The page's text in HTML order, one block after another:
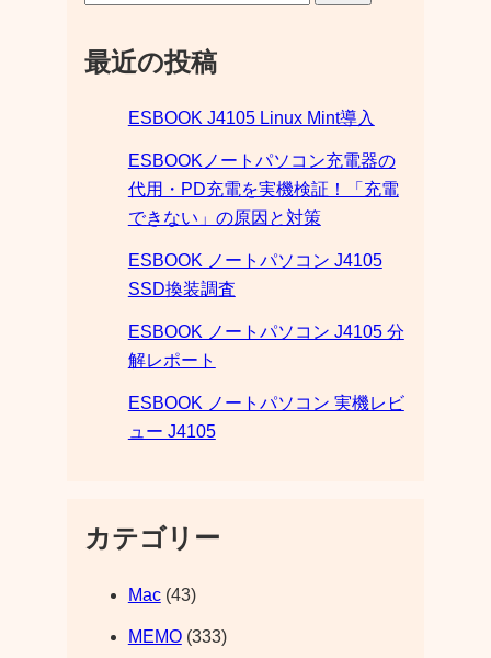
最近の投稿
ESBOOK J4105 Linux Mint導入
ESBOOKノートパソコン充電器の
代用・PD充電を実機検証！「充電
できない」の原因と対策
ESBOOK ノートパソコン J4105
SSD換装調査
ESBOOK ノートパソコン J4105 分
解レポート
ESBOOK ノートパソコン 実機レビ
ュー J4105
カテゴリー
Mac(43)
MEMO(333)